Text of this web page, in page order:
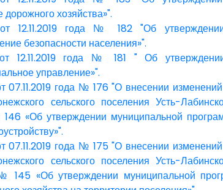
хозяйства»".
12.11.2019 года № 182 "Об утверждении
безопасности населения»".
года № 181 " Об утверждении
управление»".
года № 176 "О внесении изменений
сельского поселения Усть-
«Об утверждении муниципальной
года № 175 "О внесении изменений
сельского поселения Усть-
145 «Об утверждении муниципальной